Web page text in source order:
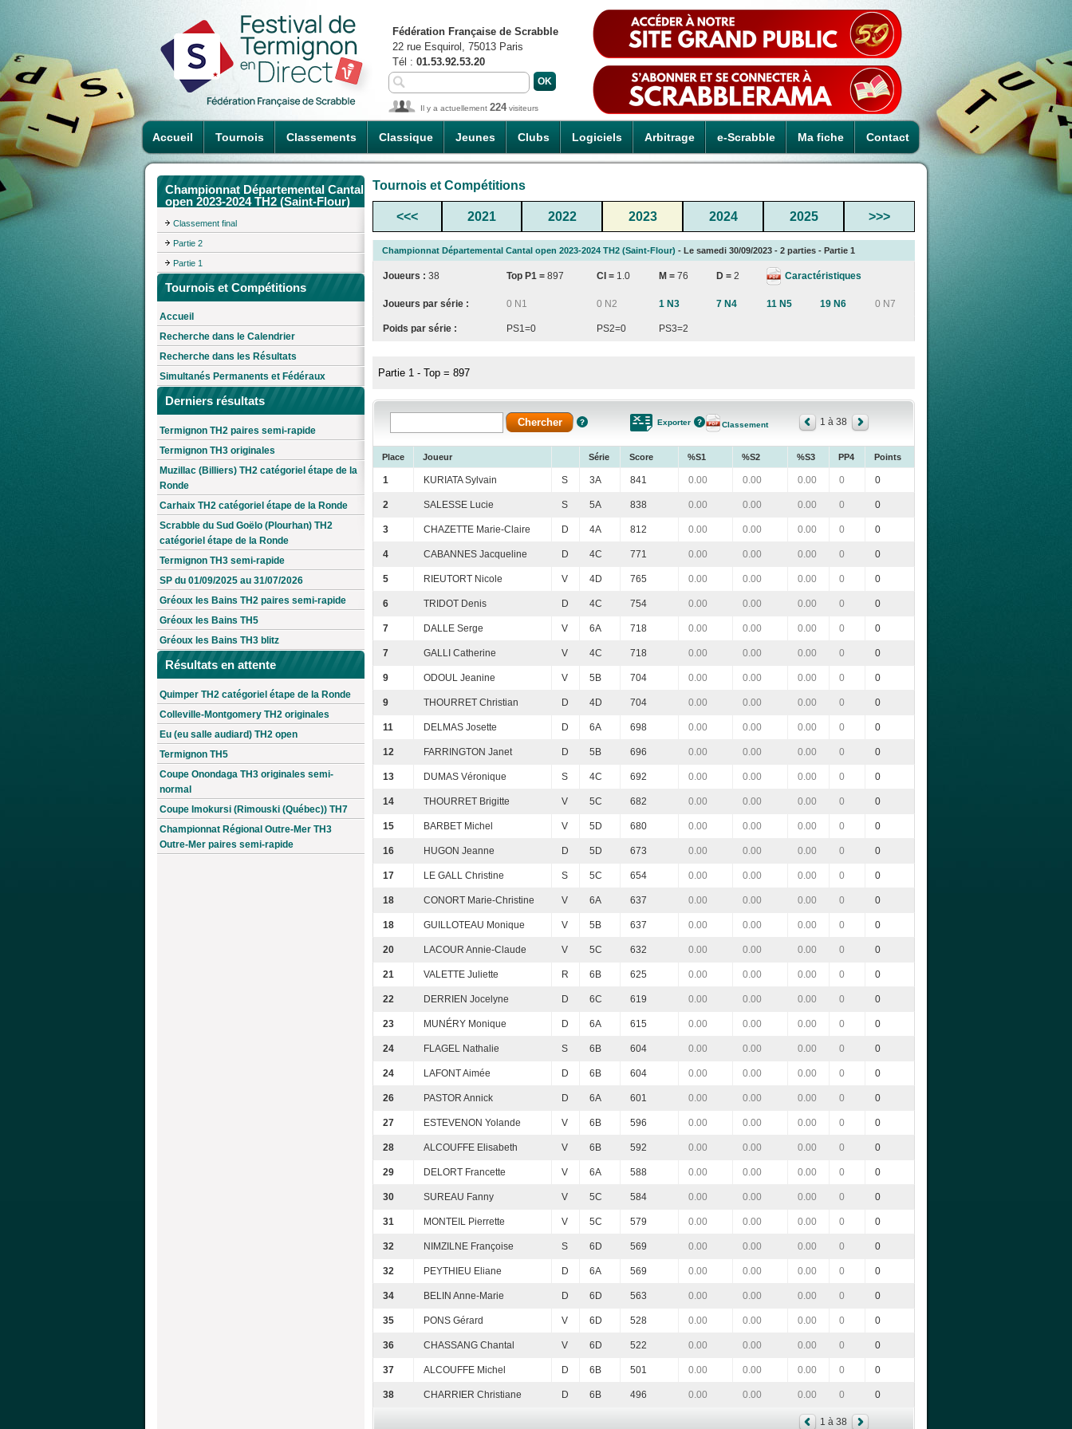
Accueil Tournois Classements Classique Jeunes Clubs Logiciels Arbitrage e-Scrabble Ma fiche Contact
Fédération Française de Scrabble
22 rue Esquirol, 75013 Paris
Tél : 01.53.92.53.20
Il y a actuellement 224visiteurs
Championnat Départemental Cantal
open 2023-2024 TH2 (Saint-Flour)
Classement final
Partie 2
Partie 1
Tournois et Compétitions
Accueil
Recherche dans le Calendrier
Recherche dans les Résultats
Simultanés Permanents et Fédéraux
Derniers résultats
Termignon TH2 paires semi-rapide
Termignon TH3 originales
Muzillac (Billiers) TH2 catégoriel étape de la
Ronde
Carhaix TH2 catégoriel étape de la Ronde
Scrabble du Sud Goëlo (Plourhan) TH2
catégoriel étape de la Ronde
Termignon TH3 semi-rapide
SP du 01/09/2025 au 31/07/2026
Gréoux les Bains TH2 paires semi-rapide
Gréoux les Bains TH5
Gréoux les Bains TH3 blitz
Résultats en attente
Quimper TH2 catégoriel étape de la Ronde
Colleville-Montgomery TH2 originales
Eu (eu salle audiard) TH2 open
Termignon TH5
Coupe Onondaga TH3 originales semi-
normal
Coupe Imokursi (Rimouski (Québec)) TH7
Championnat Régional Outre-Mer TH3
Outre-Mer paires semi-rapide
Tournois et Compétitions
<<< 2021 2022 2023 2024 2025 >>>
Championnat Départemental Cantal open 2023-2024 TH2 (Saint-Flour) - Le samedi 30/09/2023 - 2 parties - Partie 1
Joueurs : 38 Top P1 = 897 CI = 1.0 M = 76 D = 2 Caractéristiques
Joueurs par série : 0 N1 0 N2 1 N3 7 N4 11 N5 19 N6 0 N7
Poids par série : PS1=0 PS2=0 PS3=2
Partie 1 - Top = 897
Exporter Classement 1 à 38
Place Joueur Série Score %S1 %S2 %S3 PP4 Points
1 KURIATA Sylvain S 3A 841 0.00 0.00 0.00 0 0
2 SALESSE Lucie S 5A 838 0.00 0.00 0.00 0 0
3 CHAZETTE Marie-Claire D 4A 812 0.00 0.00 0.00 0 0
4 CABANNES Jacqueline D 4C 771 0.00 0.00 0.00 0 0
5 RIEUTORT Nicole V 4D 765 0.00 0.00 0.00 0 0
6 TRIDOT Denis D 4C 754 0.00 0.00 0.00 0 0
7 DALLE Serge V 6A 718 0.00 0.00 0.00 0 0
7 GALLI Catherine V 4C 718 0.00 0.00 0.00 0 0
9 ODOUL Jeanine V 5B 704 0.00 0.00 0.00 0 0
9 THOURRET Christian D 4D 704 0.00 0.00 0.00 0 0
11 DELMAS Josette D 6A 698 0.00 0.00 0.00 0 0
12 FARRINGTON Janet D 5B 696 0.00 0.00 0.00 0 0
13 DUMAS Véronique S 4C 692 0.00 0.00 0.00 0 0
14 THOURRET Brigitte V 5C 682 0.00 0.00 0.00 0 0
15 BARBET Michel V 5D 680 0.00 0.00 0.00 0 0
16 HUGON Jeanne D 5D 673 0.00 0.00 0.00 0 0
17 LE GALL Christine S 5C 654 0.00 0.00 0.00 0 0
18 CONORT Marie-Christine V 6A 637 0.00 0.00 0.00 0 0
18 GUILLOTEAU Monique V 5B 637 0.00 0.00 0.00 0 0
20 LACOUR Annie-Claude V 5C 632 0.00 0.00 0.00 0 0
21 VALETTE Juliette R 6B 625 0.00 0.00 0.00 0 0
22 DERRIEN Jocelyne D 6C 619 0.00 0.00 0.00 0 0
23 MUNÉRY Monique D 6A 615 0.00 0.00 0.00 0 0
24 FLAGEL Nathalie S 6B 604 0.00 0.00 0.00 0 0
24 LAFONT Aimée D 6B 604 0.00 0.00 0.00 0 0
26 PASTOR Annick D 6A 601 0.00 0.00 0.00 0 0
27 ESTEVENON Yolande V 6B 596 0.00 0.00 0.00 0 0
28 ALCOUFFE Elisabeth V 6B 592 0.00 0.00 0.00 0 0
29 DELORT Francette V 6A 588 0.00 0.00 0.00 0 0
30 SUREAU Fanny V 5C 584 0.00 0.00 0.00 0 0
31 MONTEIL Pierrette V 5C 579 0.00 0.00 0.00 0 0
32 NIMZILNE Françoise S 6D 569 0.00 0.00 0.00 0 0
32 PEYTHIEU Eliane D 6A 569 0.00 0.00 0.00 0 0
34 BELIN Anne-Marie D 6D 563 0.00 0.00 0.00 0 0
35 PONS Gérard V 6D 528 0.00 0.00 0.00 0 0
36 CHASSANG Chantal V 6D 522 0.00 0.00 0.00 0 0
37 ALCOUFFE Michel D 6B 501 0.00 0.00 0.00 0 0
38 CHARRIER Christiane D 6B 496 0.00 0.00 0.00 0 0
1 à 38